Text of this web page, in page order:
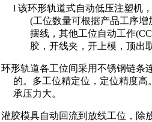
l 该环形轨道式自动低压注塑机
(工位数量可根据产品工序
摆线，其他工位自动工作
胶，开线夹，开上模，顶出
形轨道各工位间采用不锈钢链条
的。多工位精定位，定位精度高
承压力大。
胶模具自动回流到放线工位，除